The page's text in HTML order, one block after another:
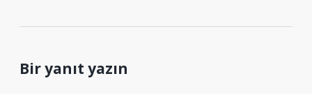
Bir yanıt yazın